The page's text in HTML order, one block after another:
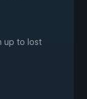
up to lost